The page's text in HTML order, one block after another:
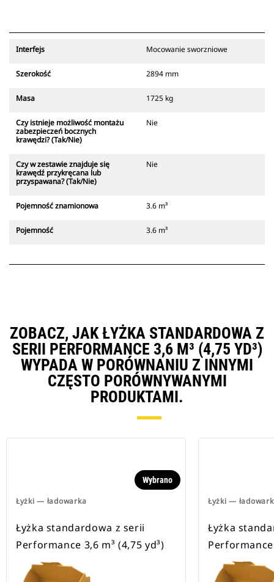
Interfejs Mocowanie sworzniowe
Szerokość 2894 mm
Masa 1725 kg
Czy istnieje możliwość montażu
zabezpieczeń bocznych
krawędzi? (Tak/Nie)
Nie
Czy w zestawie znajduje się
krawędź przykręcana lub
przyspawana? (Tak/Nie)
Nie
Pojemność znamionowa 3.6 m³
Pojemność 3.6 m³
ZOBACZ, JAK ŁYŻKA STANDARDOWA Z
SERII PERFORMANCE 3,6 M³ (4,75 YD³)
WYPADA W PORÓWNANIU Z INNYMI
CZĘSTO PORÓWNYWANYMI
PRODUKTAMI.
Łyżki — ładowarka
Wybrano
Łyżka standardowa z serii
Performance 3,6 m³ (4,75 yd³)
Łyżki —
Łyżka
Performance